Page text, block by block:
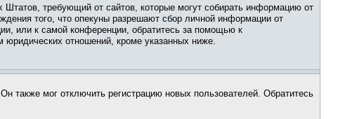
требующий от сайтов, которые могут собирать информацию от
того, что опекуны разрешают сбор личной информации от
или к самой конференции, обратитесь за помощью к
юридических отношений, кроме указанных ниже.
также мог отключить регистрацию новых пользователей. Обратитесь